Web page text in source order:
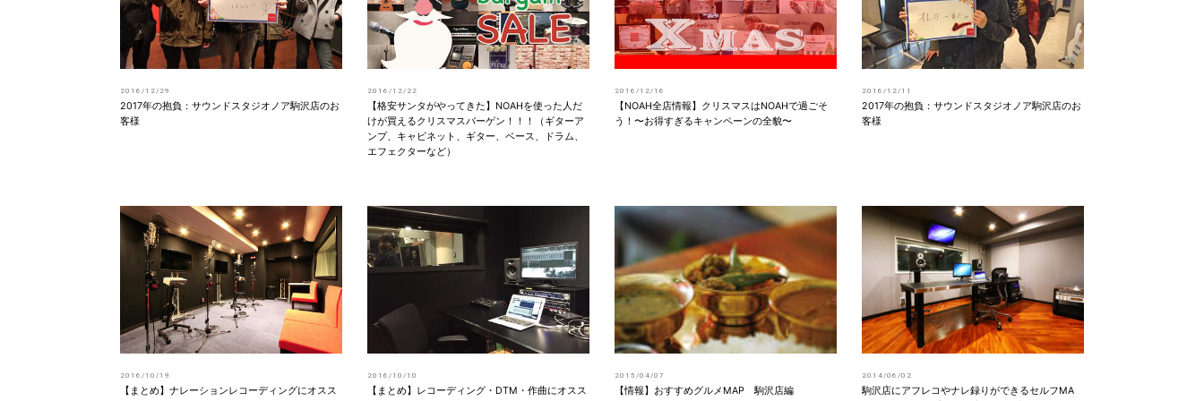
2016/12/29
2017年の抱負：サウンドスタジオノア駒沢店のお
客様
2016/12/22
【格安サンタがやってきた】NOAHを使った人だ
けが買えるクリスマスバーゲン！！！（ギターア
ンプ、キャビネット、ギター、ベース、ドラム、
エフェクターなど）
2016/12/16
【NOAH全店情報】クリスマスはNOAHで過ごそ
う！〜お得すぎるキャンペーンの全貌〜
2016/12/11
2017年の抱負：サウンドスタジオノア駒沢店のお
客様
2016/10/19
【まとめ】ナレーションレコーディングにオスス
2016/10/10
【まとめ】レコーディング・DTM・作曲にオスス
2015/04/07
【情報】おすすめグルメMAP 駒沢店編
2014/06/02
駒沢店にアフレコやナレ録りができるセルフMA